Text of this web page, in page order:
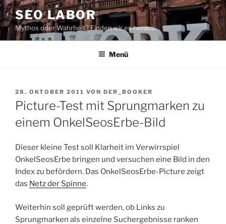
Zum
Inhalt
springen
SEO LABOR
Mythos oder Wahrheit? Finden wir es heraus.
Menü
VERÖFFENTLICHT
AM
28. OKTOBER 2011 VON DER_BOOKER
Picture-Test mit Sprungmarken zu
einem OnkelSeosErbe-Bild
Dieser kleine Test soll Klarheit im Verwirrspiel
OnkelSeosErbe bringen und versuchen eine Bild in den
Index zu befördern. Das OnkelSeosErbe-Picture zeigt
das Netz der Spinne.
Weiterhin soll geprüft werden, ob Links zu
Sprungmarken als einzelne Suchergebnisse ranken